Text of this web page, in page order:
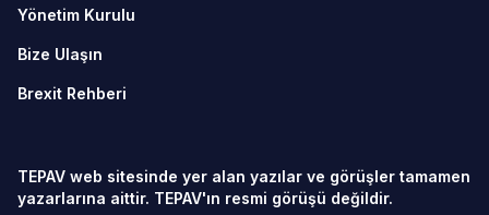
Yönetim Kurulu
Bize Ulaşın
Brexit Rehberi
TEPAV web sitesinde yer alan yazılar ve görüşler tamamen
yazarlarına aittir. TEPAV'ın resmi görüşü değildir.